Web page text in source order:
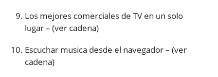
Los mejores comerciales de TV en un solo
lugar – (ver cadena)
Escuchar musica desde el navegador – (ver
cadena)